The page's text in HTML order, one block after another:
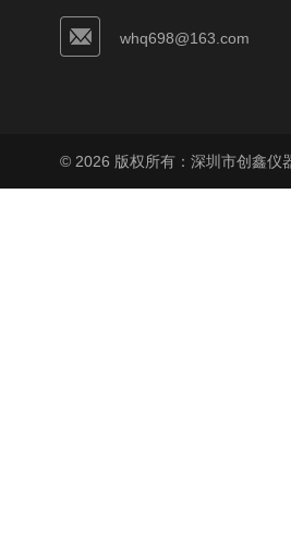
whq698@163.com
© 2026 版权所有：深圳市创鑫